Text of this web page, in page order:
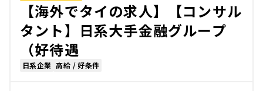
【海外でタイの求人】【コンサル
タント】日系大手金融グループ
（好待遇
日系企業 高給 / 好条件